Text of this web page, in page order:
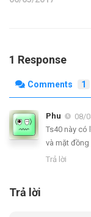
1 Response
Comments 1
Phu
08/
Ts40 này có
và mặt đồng
Trả lời
Trả lời